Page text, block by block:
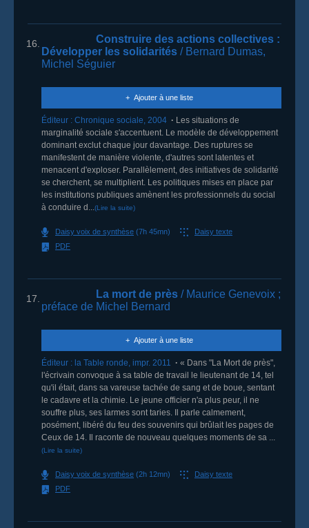
16. Construire des actions collectives :
Développer les solidarités / Bernard Dumas,
Michel Séguier
Ajouter à une liste
Éditeur : Chronique sociale, 2004
Les situations de
marginalité sociale s'accentuent. Le modèle de développement
dominant exclut chaque jour davantage. Des ruptures se
manifestent de manière violente, d'autres sont latentes et
menacent d'exploser. Parallèlement, des initiatives de solidarité
se cherchent, se multiplient. Les politiques mises en place par
les institutions publiques amènent les professionnels du social
à conduire d...(Lire la suite)
Daisy voix de synthèse (7h 45mn)
Daisy texte
PDF
17. La mort de près / Maurice Genevoix ;
préface de Michel Bernard
Ajouter à une liste
Éditeur : la Table ronde, impr. 2011
« Dans "La Mort de près",
l'écrivain convoque à sa table de travail le lieutenant de 14, tel
qu'il était, dans sa vareuse tachée de sang et de boue, sentant
le cadavre et la chimie. Le jeune officier n'a plus peur, il ne
souffre plus, ses larmes sont taries. Il parle calmement,
posément, libéré du feu des souvenirs qui brûlait les pages de
Ceux de 14. Il raconte de nouveau quelques moments de sa ...
(Lire la suite)
Daisy voix de synthèse (2h 12mn)
Daisy texte
PDF